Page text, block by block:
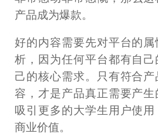
产品成为爆款。
好的内容需要先对平台的
析，因为任何平台都有自
己的核心需求。只有符合
容，才是产品真正需要产
吸引更多的大学生用户使
商业价值。